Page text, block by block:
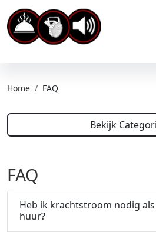
Home FAQ
Bekijk
FAQ
Heb ik krachtstroom nodig
huur?